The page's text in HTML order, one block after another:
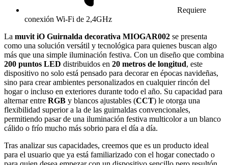
Requiere
conexión Wi-Fi de 2,4GHz
La muvit iO Guirnalda decorativa MIOGAR002 se presenta
como una solución versátil y tecnológica para quienes buscan algo
más que una simple iluminación festiva. Con un diseño que combina
200 puntos LED distribuidos en 20 metros de longitud, este
dispositivo no solo está pensado para decorar en épocas navideñas,
sino para crear ambientes personalizados en cualquier rincón del
hogar o incluso en exteriores durante todo el año. Su capacidad para
alternar entre RGB y blancos ajustables (CCT) le otorga una
flexibilidad superior a la de las guirnaldas convencionales,
permitiendo pasar de una iluminación festiva multicolor a un blanco
cálido o frío mucho más sobrio para el día a día.
Tras analizar sus capacidades, creemos que es un producto ideal
para el usuario que ya está familiarizado con el hogar conectado o